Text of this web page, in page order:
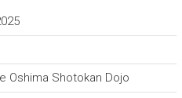
Oshima Shotokan Dojo